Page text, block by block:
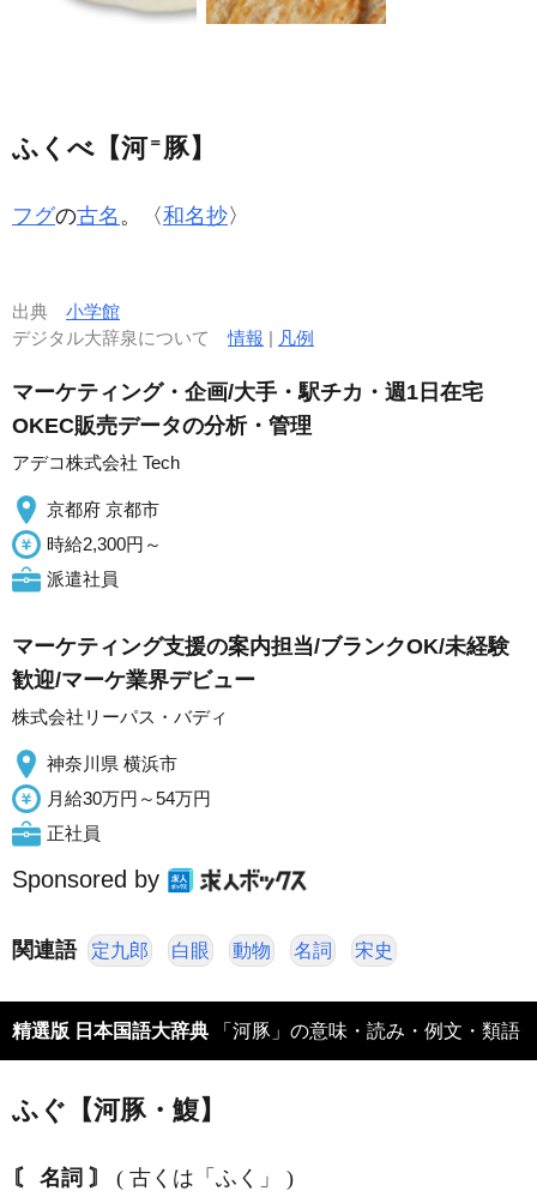
ふくべ【河＝ 豚】
フグの古名 。〈和名抄〉
出典 小学館
デジタル大辞泉について情報 | 凡例
マーケティング・企画/大手・駅チカ・週1日在宅
OKEC販売データの分析・管理
アデコ株式会社 Tech
京都府 京都市
時給2,300円～
派遣社員
マーケティング支援の案内担当/ブランクOK/未経験
歓迎/マーケ業界デビュー
株式会社リーパス・バディ
神奈川県 横浜市
月給30万円～54万円
正社員
Sponsored by
関連語 定九郎 白眼 動物 名詞 宋史
精選版 日本国語大辞典 「河豚」の意味・読み・例文・類語
ふぐ【河豚・鰒】
〘 名詞 〙
( 古くは「ふく」 )